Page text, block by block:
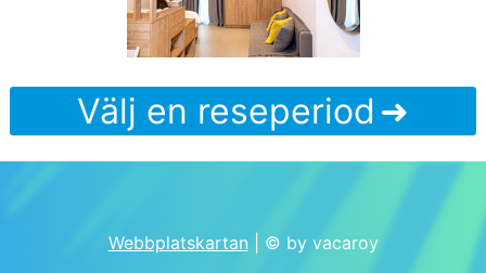
Välj en reseperiod
Webbplatskartan| © by vacaroy